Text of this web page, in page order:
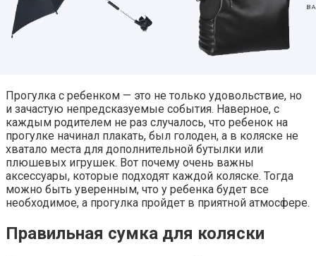
Прогулка с ребенком — это не только удовольствие, но
и зачастую непредсказуемые события. Наверное, с
каждым родителем не раз случалось, что ребенок на
прогулке начинал плакать, был голоден, а в коляске не
хватало места для дополнительной бутылки или
плюшевых игрушек. Вот почему очень важны
аксессуары, которые подходят каждой коляске. Тогда
можно быть уверенным, что у ребенка будет все
необходимое, а прогулка пройдет в приятной атмосфере.
Правильная сумка для коляски